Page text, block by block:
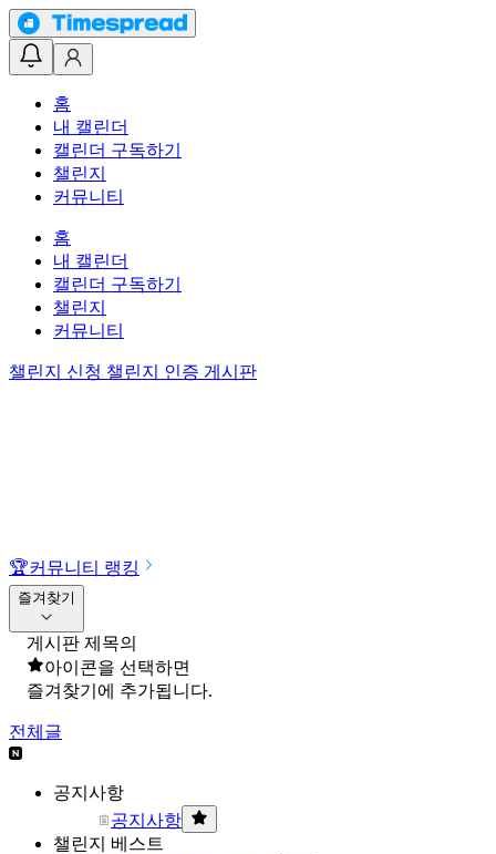
홈
내 캘린더
캘린더 구독하기
챌린지
커뮤니티
홈
내 캘린더
캘린더 구독하기
챌린지
커뮤니티
챌린지 신청 챌린지 인증 게시판
🏆커뮤니티 랭킹
즐겨찾기
게시판 제목의
아이콘을 선택하면
즐겨찾기에 추가됩니다.
전체글
공지사항
공지사항
챌린지 베스트